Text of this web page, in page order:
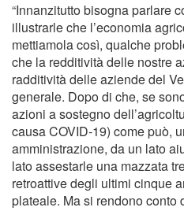
“Innanzitutto bisogna parlare
illustrarle che l’economia
mettiamola così, qualche
che la redditività delle nostre
radditività delle aziende del
generale. Dopo di che, se
azioni a sostegno
causa COVID-19) come può,
amministrazione, da un lato
lato assestarle una mazzata
retroattive degli ultimi cinque
plateale. Ma si rendono conto